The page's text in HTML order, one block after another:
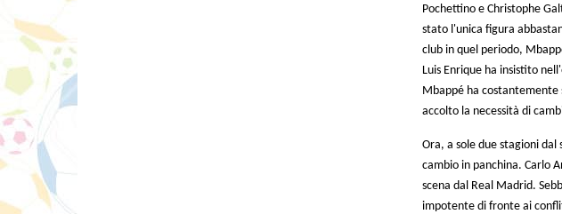
Pochettino e Christophe
stato l'unica figura
club in quel periodo,
Luis Enrique ha insistito
Mbappé ha
accolto la necessità di
Ora, a sole due stagioni
cambio in panchina. Carlo
scena dal Real Madrid.
impotente di fronte ai